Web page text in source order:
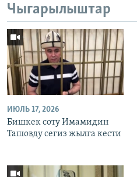
Чыгарылыштар
ИЮЛЬ 17, 2026
Бишкек соту Имамидин
Ташовду сегиз жылга кести